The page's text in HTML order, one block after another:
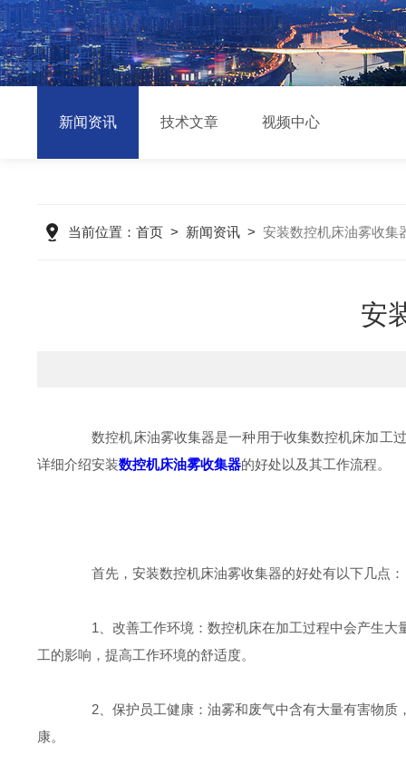
新闻资讯 技术文章 视频中心
当前位置： 首页> 新闻资讯> 安装数控机床油雾收集
安
数控机床油雾收集器是一种用于收集数控机床加工过
详细介绍安装数控机床油雾收集器的好处以及其工作流程。
首先，安装数控机床油雾收集器的好处有以下几点：
1、改善工作环境：数控机床在加工过程中会产生大
工的影响，提高工作环境的舒适度。
2、保护员工健康：油雾和废气中含有大量有害物质
康。